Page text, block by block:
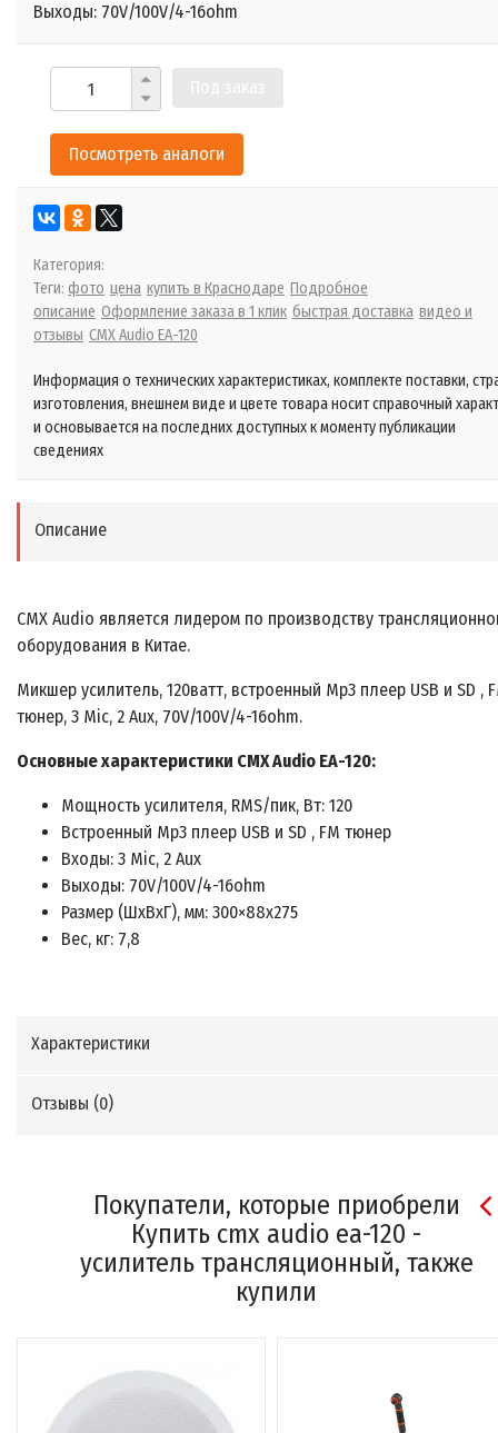
Выходы: 70V/100V/4-16ohm
Посмотреть аналоги
Категория:
Теги: фото цена купить в Краснодаре Подробное
описание Оформление заказа в 1 клик быстрая доставка видео и
отзывы CMX Audio EA-120
Информация о технических характеристиках, комплекте поставки,
изготовления, внешнем виде и цвете товара носит справочный
и основывается на последних доступных к моменту публикации
сведениях
Описание
CMX Audio является лидером по производству
оборудования в Китае.
Микшер усилитель, 120ватт, встроенный Mp3 плеер USB и SD ,
тюнер, 3 Mic, 2 Aux, 70V/100V/4-16ohm.
Основные характеристики CMX Audio EA-120:
Мощность усилителя, RMS/пик, Вт: 120
Встроенный Mp3 плеер USB и SD , FM тюнер
Входы: 3 Mic, 2 Aux
Выходы: 70V/100V/4-16ohm
Размер (ШхВхГ), мм: 300×88х275
Вес, кг: 7,8
Характеристики
Отзывы (0)
Покупатели, которые приобрели
Купить cmx audio ea-120 -
усилитель трансляционный, также
купили